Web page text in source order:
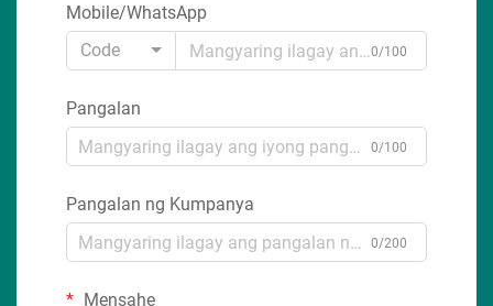
Mobile/WhatsApp
Code
0/100
Pangalan
0/100
Pangalan ng Kumpanya
0/200
Mensahe